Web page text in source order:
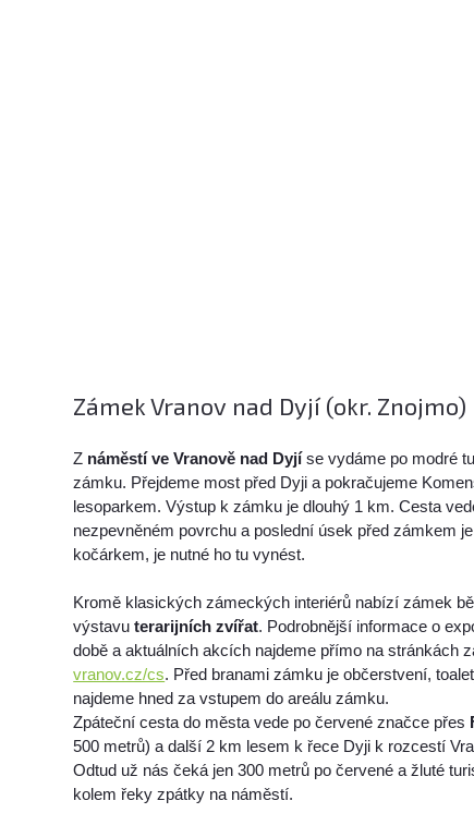
Zámek Vranov nad Dyjí (okr. Znojmo)
Z náměstí ve Vranově nad Dyjíse vydáme po modré
zámku. Přejdeme most před Dyji a pokračujeme
lesoparkem. Výstup k zámku je dlouhý 1 km. Cesta
nezpevněném povrchu a poslední úsek před zámkem
kočárkem, je nutné ho tu vynést.
Kromě klasických zámeckých interiérů nabízí zámek
výstavuterarijních zvířat. Podrobnější informace o
době a aktuálních akcích najdeme přímo na stránkách
vranov.cz/cs. Před branami zámku je občerstvení,
najdeme hned za vstupem do areálu zámku.
Zpáteční cesta do města vede po červené značce přes
500 metrů) a další 2 km lesem k řece Dyji k rozcestí
Odtud už nás čeká jen 300 metrů po červené a žluté
kolem řeky zpátky na náměstí.